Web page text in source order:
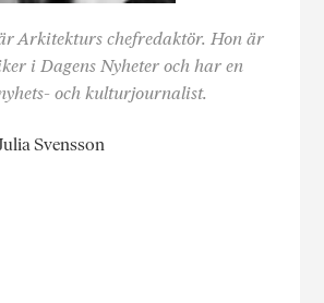
Arkitekturs chefredaktör. Hon är
i Dagens Nyheter och har en
och kulturjournalist.
Svensson